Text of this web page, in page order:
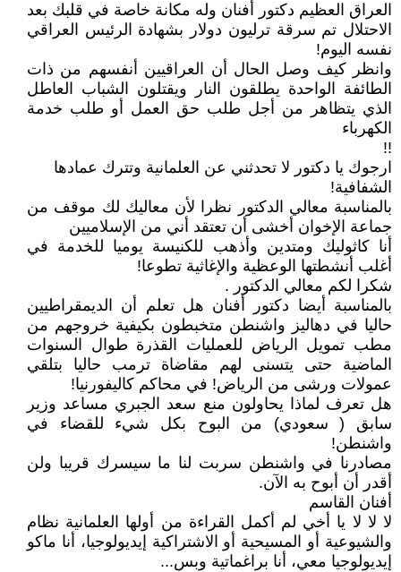
العراق العظيم دكتور أفنان وله مكانة خاصة في قلبك بعد
الاحتلال تم سرقة ترليون دولار بشهادة الرئيس العراقي
نفسه اليوم!
وانظر كيف وصل الحال أن العراقيين أنفسهم من ذات
الطائفة الواحدة يطلقون النار ويقتلون الشباب العاطل
الذي يتظاهر من أجل طلب حق العمل أو طلب خدمة
الكهرباء
!!
ارجوك يا دكتور لا تحدثني عن العلمانية وتترك عمادها
الشفافية!
بالمناسبة معالي الدكتور نظرا لأن معاليك لك موقف من
جماعة الإخوان أخشى أن تعتقد أني من الإسلاميين
أنا كاثوليك ومتدين وأذهب للكنيسة يوميا للخدمة في
أغلب أنشطتها الوعظية والإغاثية تطوعا!
شكرا لكم معالي الدكتور .
بالمناسبة أيضا دكتور أفنان هل تعلم أن الديمقراطيين
حاليا في دهاليز واشنطن متخبطون بكيفية خروجهم من
مطب تمويل الرياض للعمليات القذرة طوال السنوات
الماضية حتى يتسنى لهم مقاضاة ترمب حاليا بتلقي
عمولات ورشى من الرياض! في محاكم كاليفورنيا!
هل تعرف لماذا يحاولون منع سعد الجبري مساعد وزير
سابق ( سعودي) من البوح بكل شيء للقضاء في
واشنطن!
مصادرنا في واشنطن سربت لنا ما سيسرك قريبا ولن
أقدر أن أبوح به الآن.
أفنان القاسم
لا لا لا يا أخي لم أكمل القراءة من أولها العلمانية نظام
والشيوعية أو المسيحية أو الاشتراكية إيديولوجيا، أنا ماكو
إيديولوجيا معي، أنا براغماتية وبس...